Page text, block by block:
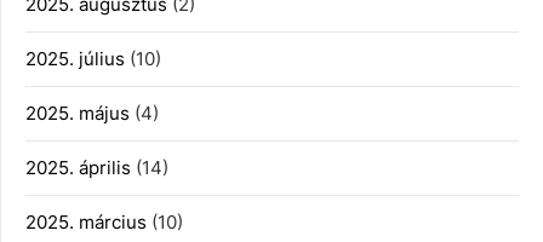
2025. július (10)
2025. május (4)
2025. április (14)
2025. március (10)